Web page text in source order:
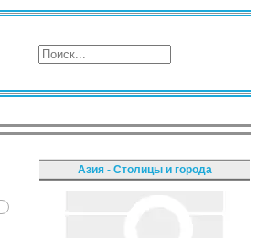
Азия - Столицы и города